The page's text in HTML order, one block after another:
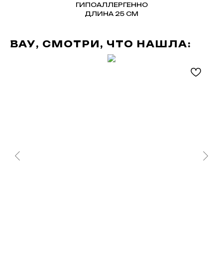
ГИПОАЛЛЕРГЕННО
ДЛИНА 25 СМ
ВАУ, СМОТРИ, ЧТО НАШЛА: